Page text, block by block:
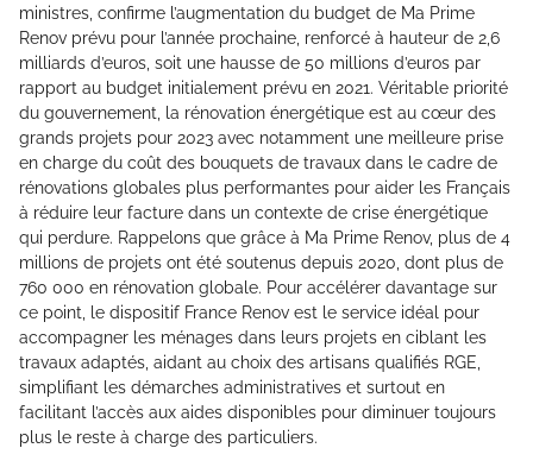
ministres, confirme l’augmentation du budget de Ma Prime
Renov prévu pour l’année prochaine, renforcé à hauteur de 2,6
milliards d’euros, soit une hausse de 50 millions d’euros par
rapport au budget initialement prévu en 2021. Véritable priorité
du gouvernement, la rénovation énergétique est au cœur des
grands projets pour 2023 avec notamment une meilleure prise
en charge du coût des bouquets de travaux dans le cadre de
rénovations globales plus performantes pour aider les Français
à réduire leur facture dans un contexte de crise énergétique
qui perdure. Rappelons que grâce à Ma Prime Renov, plus de 4
millions de projets ont été soutenus depuis 2020, dont plus de
760 000 en rénovation globale. Pour accélérer davantage sur
ce point, le dispositif France Renov est le service idéal pour
accompagner les ménages dans leurs projets en ciblant les
travaux adaptés, aidant au choix des artisans qualifiés RGE,
simplifiant les démarches administratives et surtout en
facilitant l’accès aux aides disponibles pour diminuer toujours
plus le reste à charge des particuliers.